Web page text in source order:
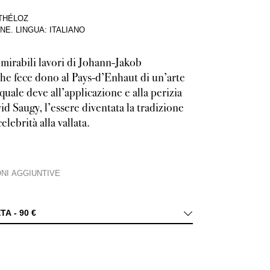
. LINGUA: ITALIANO
lavori di Johann-Jakob
fece dono al Pays-d’Enhaut di un’arte
deve all’applicazione e alla perizia
Saugy, l’essere diventata la tradizione
alla vallata.
AGGIUNTIVE
del Pays-d’Enhaut, nel cuore della svizzera Romanda, il piccolo
- 90 €